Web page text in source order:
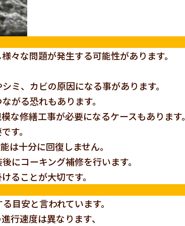
々な問題が発生する可能性があります。
ミ、カビの原因になる事があります。
がる恐れもあります。
な修繕工事が必要になるケースもあります。
す。
は十分に回復しません。
にコーキング補修を行います。
ることが大切です。
目安と言われています。
行速度は異なります、